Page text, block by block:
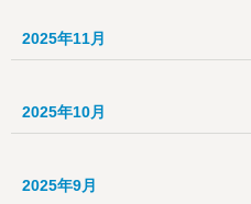
2025年11月
2025年10月
2025年9月